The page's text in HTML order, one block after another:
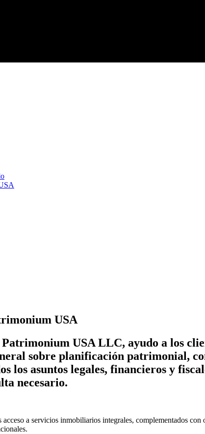
USA
USA LLC, ayudo a los
sobre planificación patrimonial,
los asuntos legales, financieros y
necesario.
a servicios inmobiliarios integrales, complementados